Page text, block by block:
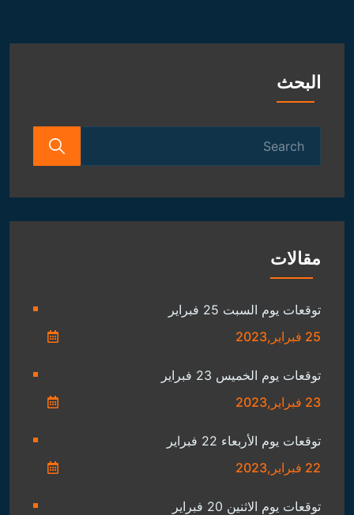
البحث
مقالات
توقعات يوم السبت 25 فبراير
25 فبراير,2023
توقعات يوم الخميس 23 فبراير
23 فبراير,2023
توقعات يوم الأربعاء 22 فبراير
22 فبراير,2023
توقعات يوم الاثنين 20 فبراير